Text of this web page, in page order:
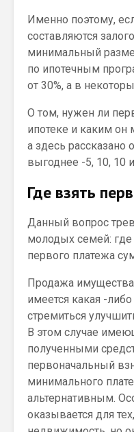
Именно поэтому,
составляются
минимальный
по ипотечным
от 30%, а в
О том, нужен ли
ипотеке и каким он
а здесь рассказано
выгоднее -5, 10, 10
Где взять
Данный вопрос
молодых семей:
первого платежа
Продажа
имеется какая -
стремиться
В этом случае
полученными
первоначальный
минимального
альтернативным.
оказывается для